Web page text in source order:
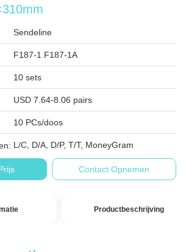
Sendeline
F187-1 F187-1A
10 sets
USD 7.64-8.06 pairs
10 PCs/doos
L/C, D/A, D/P, T/T, MoneyGram
Contact Opnemen
Productbeschrijving